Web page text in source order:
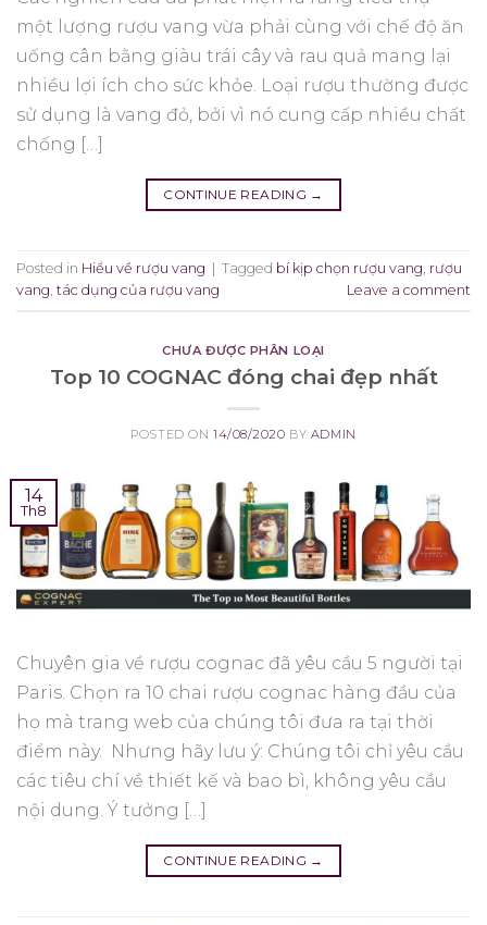
một lượng rượu vang vừa phải cùng với chế độ ăn
uống cân bằng giàu trái cây và rau quả mang lại
nhiều lợi ích cho sức khỏe. Loại rượu thường được
sử dụng là vang đỏ, bởi vì nó cung cấp nhiều chất
chống […]
CONTINUE READING →
Posted in Hiểu về rượu vang Tagged bí kịp chọn rượu vang, rượu
vang, tác dụng của rượu vang Leave a comment
CHƯA ĐƯỢC PHÂN LOẠI
Top 10 COGNAC đóng chai đẹp nhất
POSTED ON 14/08/2020 BY ADMIN
14
Th8
Chuyên gia về rượu cognac đã yêu cầu 5 người tại
Paris. Chọn ra 10 chai rượu cognac hàng đầu của
họ mà trang web của chúng tôi đưa ra tại thời
điểm này. Nhưng hãy lưu ý: Chúng tôi chỉ yêu cầu
các tiêu chí về thiết kế và bao bì, không yêu cầu
nội dung. Ý tưởng […]
CONTINUE READING →